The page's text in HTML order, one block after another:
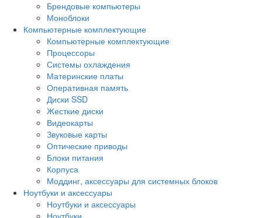
Брендовые компьютеры
Моноблоки
Компьютерные комплектующие
Компьютерные комплектующие
Процессоры
Системы охлаждения
Материнские платы
Оперативная память
Диски SSD
Жесткие диски
Видеокарты
Звуковые карты
Оптические приводы
Блоки питания
Корпуса
Моддинг, аксессуары для системных блоков
Ноутбуки и аксессуары
Ноутбуки и аксессуары
Ноутбуки